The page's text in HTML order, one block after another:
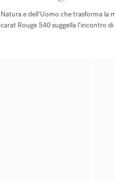
e dell'Uomo che trasforma
Rouge 540 suggella l’incontro